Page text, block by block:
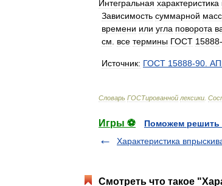
Интегральная характеристика
Зависимость суммарной
времени или угла поворота
см
все термины ГОСТ 15888-
Источник: ГОСТ 15888-90
Словарь ГОСТированной лексики
Игры ⚽
Поможем решить
Характеристика
Смотреть что такое